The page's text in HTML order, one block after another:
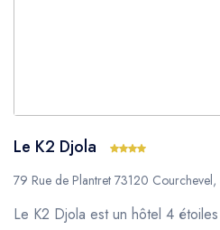
Le K2 Djola
79 Rue de Plantret 73120
Le K2 Djola est un hôtel 4